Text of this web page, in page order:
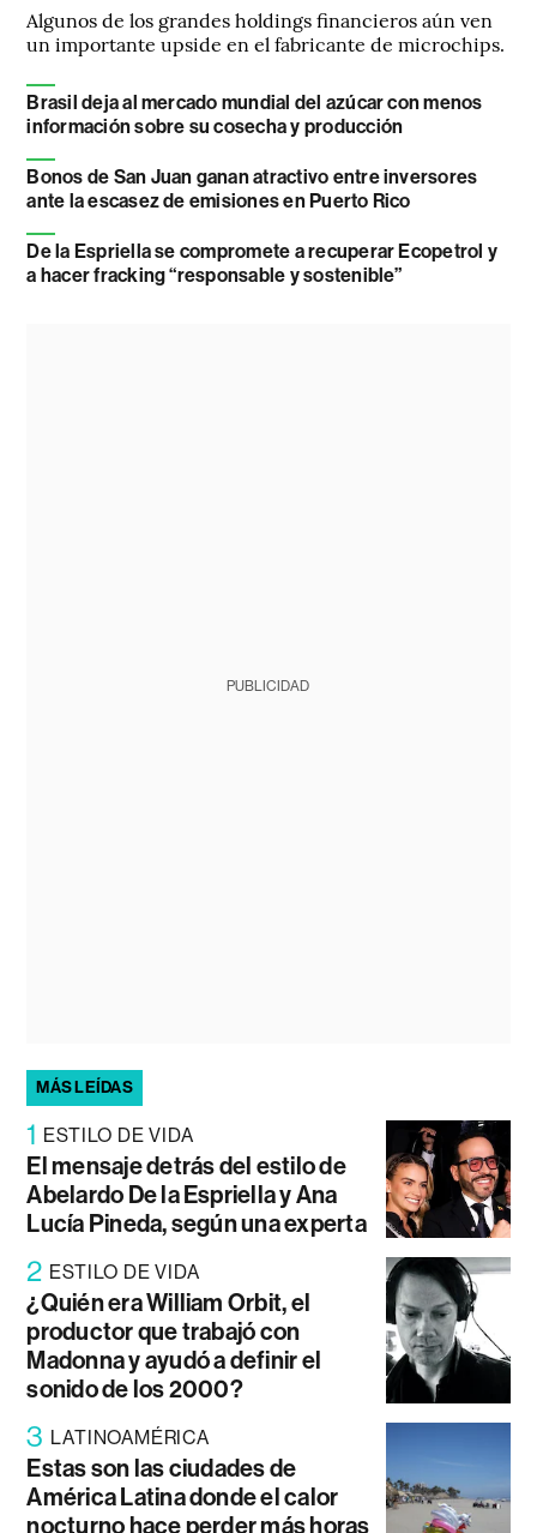
Algunos de los grandes holdings financieros aún ven
un importante upside en el fabricante de microchips.
Brasil deja al mercado mundial del azúcar con menos
información sobre su cosecha y producción
Bonos de San Juan ganan atractivo entre inversores
ante la escasez de emisiones en Puerto Rico
De la Espriella se compromete a recuperar Ecopetrol y
a hacer fracking “responsable y sostenible”
PUBLICIDAD
MÁS LEÍDAS
1 ESTILO DE VIDA
El mensaje detrás del estilo de
Abelardo De la Espriella y Ana
Lucía Pineda, según una experta
2 ESTILO DE VIDA
¿Quién era William Orbit, el
productor que trabajó con
Madonna y ayudó a definir el
sonido de los 2000?
3 LATINOAMÉRICA
Estas son las ciudades de
América Latina donde el calor
nocturno hace perder más horas